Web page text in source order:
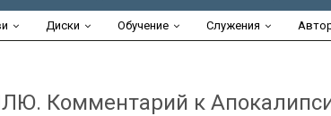
Диски Обучение Служения
Комментарий к